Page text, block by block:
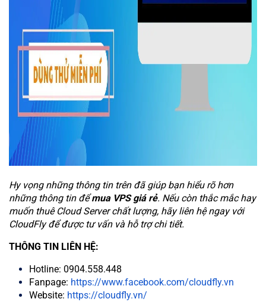
Hy vọng những thông tin trên đã giúp bạn hiểu rõ hơn
những thông tin đểmua VPS giá rẻ. Nếu còn thắc mắc hay
muốn thuê Cloud Server chất lượng, hãy liên hệ ngay với
CloudFly để được tư vấn và hỗ trợ chi tiết.
THÔNG TIN LIÊN HỆ:
Hotline: 0904.558.448
Fanpage: https://www.facebook.com/cloudfly.vn
Website: https://cloudfly.vn/